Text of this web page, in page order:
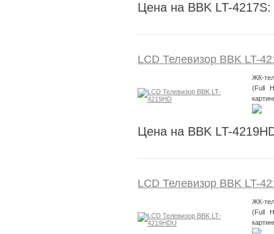
Цена на BBK LT-4217S:
LCD Телевизор BBK LT-
ЖК-
(Full
Цена на BBK LT-
LCD Телевизор BBK LT-
ЖК-
(Full